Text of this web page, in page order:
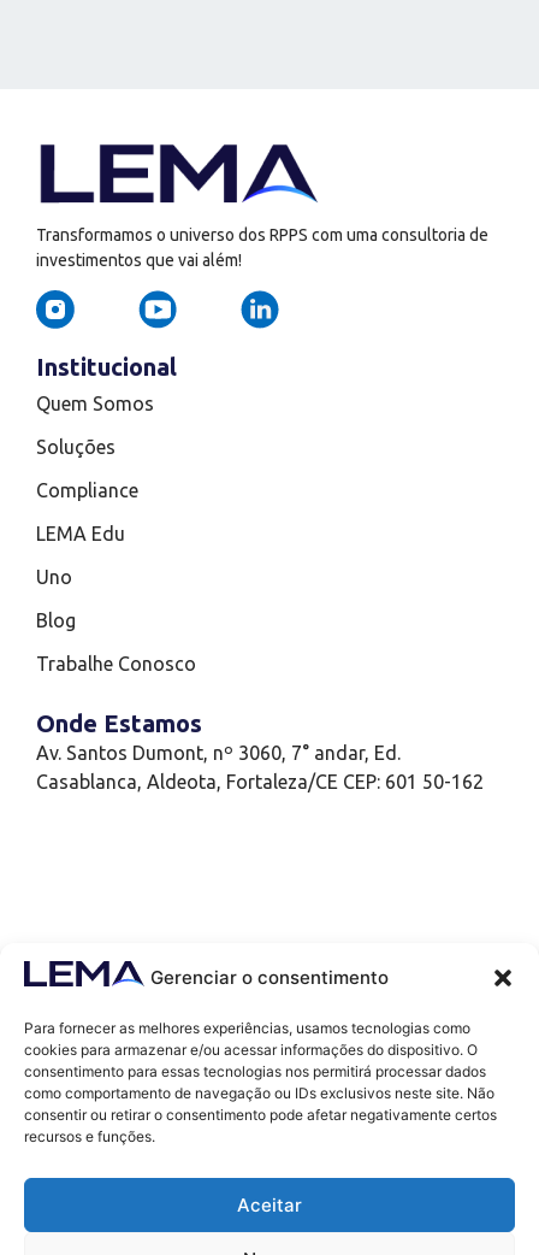
Gerenciar o consentimento
Para fornecer as melhores experiências, usamos tecnologias como
cookies para armazenar e/ou acessar informações do dispositivo. O
consentimento para essas tecnologias nos permitirá processar dados
como comportamento de navegação ou IDs exclusivos neste site. Não
consentir ou retirar o consentimento pode afetar negativamente certos
recursos e funções.
Aceitar
Transformamos o universo dos RPPS com uma consultoria de
investimentos que vai além!
Institucional
Quem Somos
Soluções
Compliance
LEMA Edu
Uno
Blog
Trabalhe Conosco
Onde Estamos
Av. Santos Dumont, nº 3060, 7° andar, Ed.
Casablanca, Aldeota, Fortaleza/CE CEP: 601 50-162
Contatos
contato@lemaef.com.br
(85) 99868-3664